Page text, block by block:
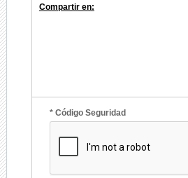
Compartir en:
* Código Seguridad